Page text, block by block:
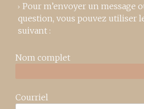
Pour m’envoyer un message
question, vous pouvez utiliser
suivant :
Nom complet
Courriel